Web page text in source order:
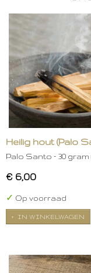
Heilig hout (Palo
Palo Santo – 30
€ 6,00
✓ Op voorraad
IN WINKELWAGEN